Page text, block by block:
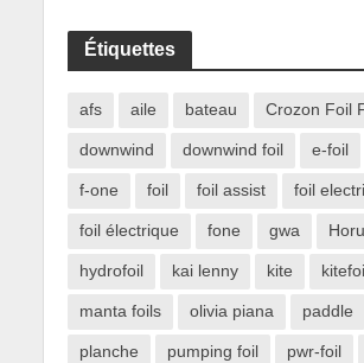
Étiquettes
afs aile bateau Crozon Foil
downwind downwind foil e-foil
f-one foil foil assist foil
foil électrique fone gwa
hydrofoil kai lenny kite
manta foils olivia piana paddle
planche pumping foil pwr-foil